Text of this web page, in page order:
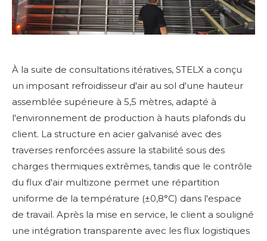
À la suite de consultations itératives, STELX a conçu
un imposant refroidisseur d'air au sol d'une hauteur
assemblée supérieure à 5,5 mètres, adapté à
l'environnement de production à hauts plafonds du
client. La structure en acier galvanisé avec des
traverses renforcées assure la stabilité sous des
charges thermiques extrêmes, tandis que le contrôle
du flux d'air multizone permet une répartition
uniforme de la température (±0,8°C) dans l'espace
de travail. Après la mise en service, le client a souligné
une intégration transparente avec les flux logistiques